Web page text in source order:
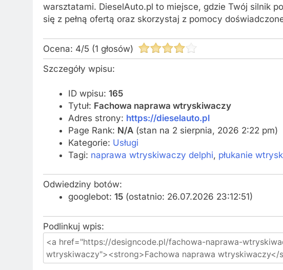
warsztatami. DieselAuto.pl to miejsce, gdzie Twój silnik
się z pełną ofertą oraz skorzystaj z pomocy
Ocena: 4/5 (1 głosów)
Szczegóły wpisu:
ID wpisu: 165
Tytuł: Fachowa naprawa wtryskiwaczy
Adres strony: https://dieselauto.pl
Page Rank: N/A(stan na 2 sierpnia, 2026 2:22 pm)
Kategorie: Usługi
Tagi: naprawa wtryskiwaczy delphi, płukanie
Odwiedziny botów:
googlebot: 15(ostatnio: 26.07.2026 23:12:51)
Podlinkuj wpis: